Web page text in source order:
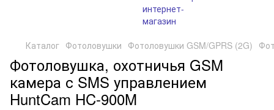
Каталог Фотоловушки Фотоловушки GSM/GPRS (2G)
Фотоловушка, охотничья GSM
камера с SMS управлением
HuntCam HC-900M